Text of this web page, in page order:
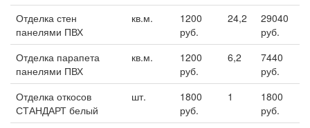
Отделка стен
панелями ПВХ
кв.м.
1200
руб.
24,2
29040
руб.
Отделка парапета
панелями ПВХ
кв.м.
1200
руб.
6,2
7440
руб.
Отделка откосов
СТАНДАРТ белый
шт.
1800
руб.
1
1800
руб.